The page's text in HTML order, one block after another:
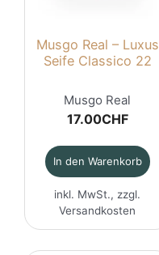
Musgo Real – Luxus
Seife Classico 22
Musgo Real
17.00CHF
In den Warenkorb
inkl. MwSt., zzgl.
Versandkosten